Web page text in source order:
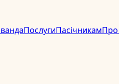
ПослугиПасічникамПро